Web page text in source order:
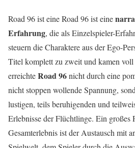
Road 96 ist eine Road 96 ist eine
Erfahrung, die als Einzelspieler-
steuern die Charaktere aus der Ego-
Titel komplett zu zweit und kamen
erreichteRoad 96nicht durch eine
nicht stoppen wollende Spannung,
lustigen, teils beruhigenden und
Erlebnisse der Flüchtlinge. Ein großes
Gesamterlebnis ist der Austausch mit